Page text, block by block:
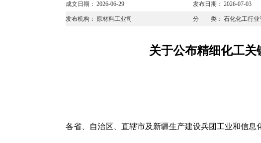
成文日期： 2026-06-29 发布日期： 2026-07-03
发布机构： 原材料工业司 分 类： 石化化工行业
关于公布精细化工
各省、自治区、直辖市及新疆生产建设兵团工业和信息